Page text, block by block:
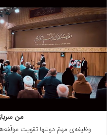
من
وظیفه‌ی مهمّ دولتها تقویت